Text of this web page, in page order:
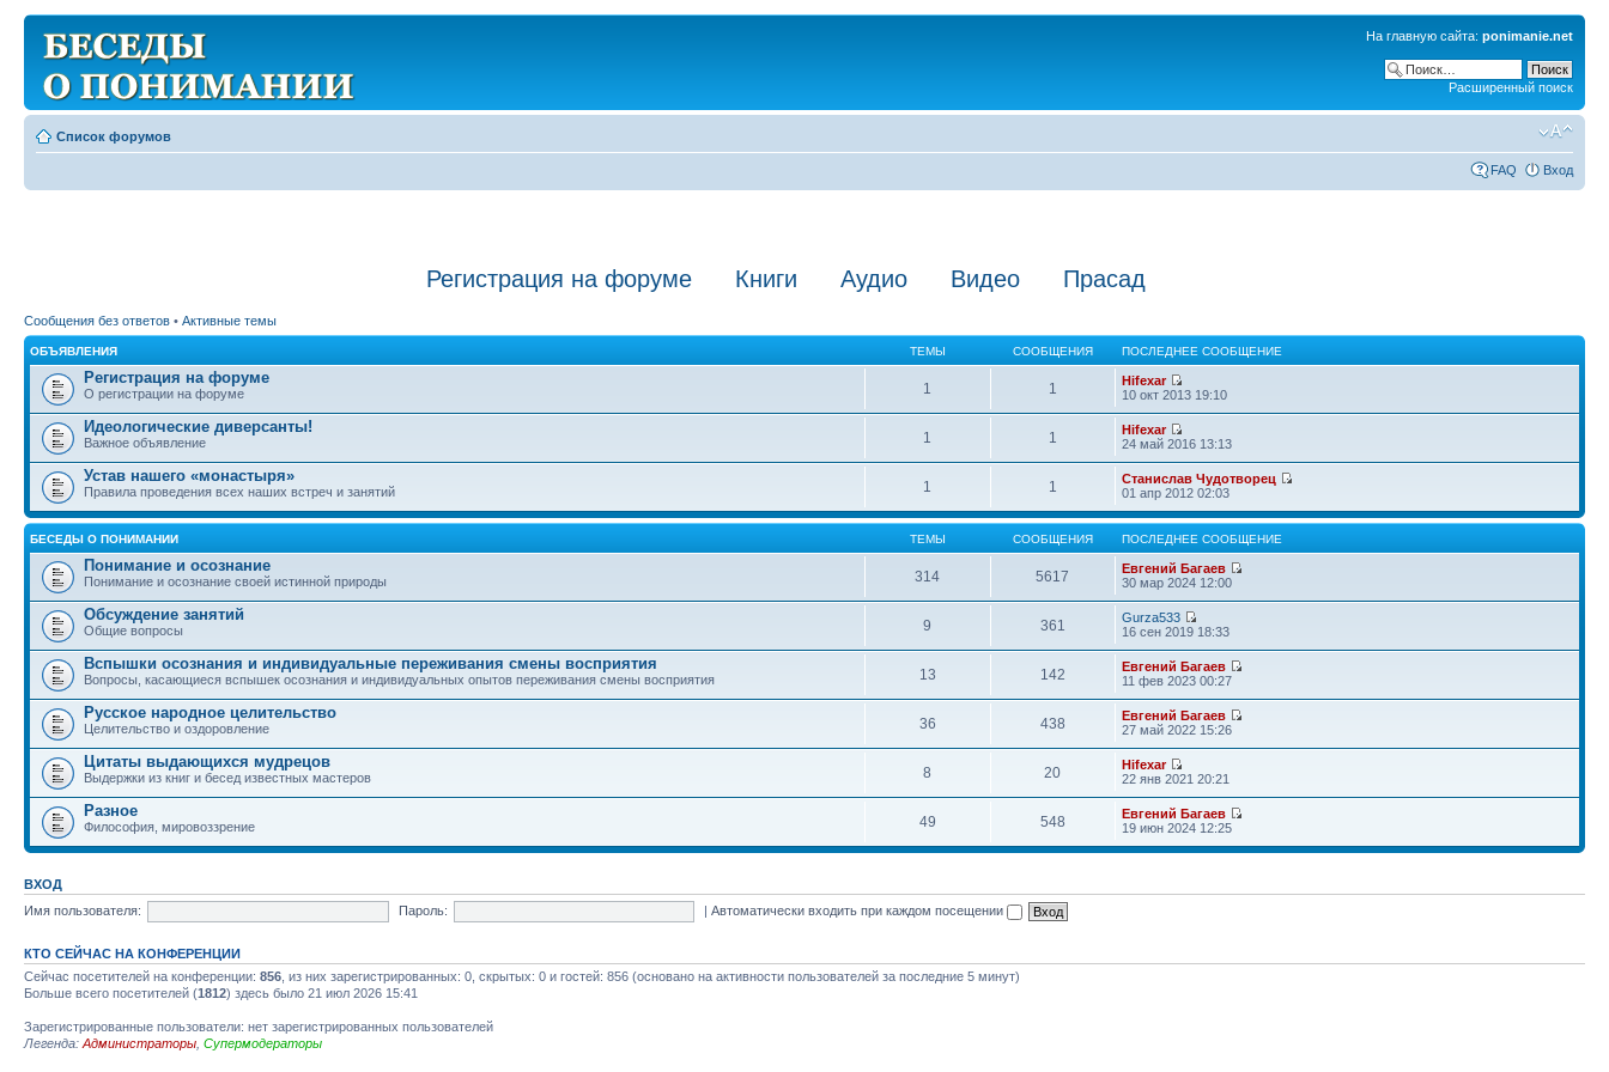
На главную сайта: ponimanie.net
Расширенный поиск
Список форумов
FAQ Вход
Регистрация на форуме Книги Аудио Видео Прасад
Сообщения без ответов • Активные темы
ОБЪЯВЛЕНИЯ ТЕМЫ СООБЩЕНИЯ ПОСЛЕДНЕЕ СООБЩЕНИЕ
Регистрация на форуме
О регистрации на форуме 1 1
Hifexar
10 окт 2013 19:10
Идеологические диверсанты!
Важное объявление 1 1
Hifexar
24 май 2016 13:13
Устав нашего «монастыря»
Правила проведения всех наших встреч и занятий 1 1
Станислав Чудотворец
01 апр 2012 02:03
БЕСЕДЫ О ПОНИМАНИИ ТЕМЫ СООБЩЕНИЯ ПОСЛЕДНЕЕ СООБЩЕНИЕ
Понимание и осознание
Понимание и осознание своей истинной природы 314 5617
Евгений Багаев
30 мар 2024 12:00
Обсуждение занятий
Общие вопросы 9 361
Gurza533
16 сен 2019 18:33
Вспышки осознания и индивидуальные переживания смены восприятия
Вопросы, касающиеся вспышек осознания и индивидуальных опытов переживания смены восприятия 13 142
Евгений Багаев
11 фев 2023 00:27
Русское народное целительство
Целительство и оздоровление 36 438
Евгений Багаев
27 май 2022 15:26
Цитаты выдающихся мудрецов
Выдержки из книг и бесед известных мастеров 8 20
Hifexar
22 янв 2021 20:21
Разное
Философия, мировоззрение 49 548
Евгений Багаев
19 июн 2024 12:25
ВХОД
Имя пользователя:
Пароль: |Автоматически входить при каждом посещении
КТО СЕЙЧАС НА КОНФЕРЕНЦИИ
Сейчас посетителей на конференции: 856 , из них зарегистрированных: 0, скрытых: 0 и гостей: 856 (основано на активности пользователей за последние 5 минут)
Больше всего посетителей (1812) здесь было 21 июл 2026 15:41
Зарегистрированные пользователи: нет зарегистрированных пользователей
Легенда: Администраторы Супермодераторы